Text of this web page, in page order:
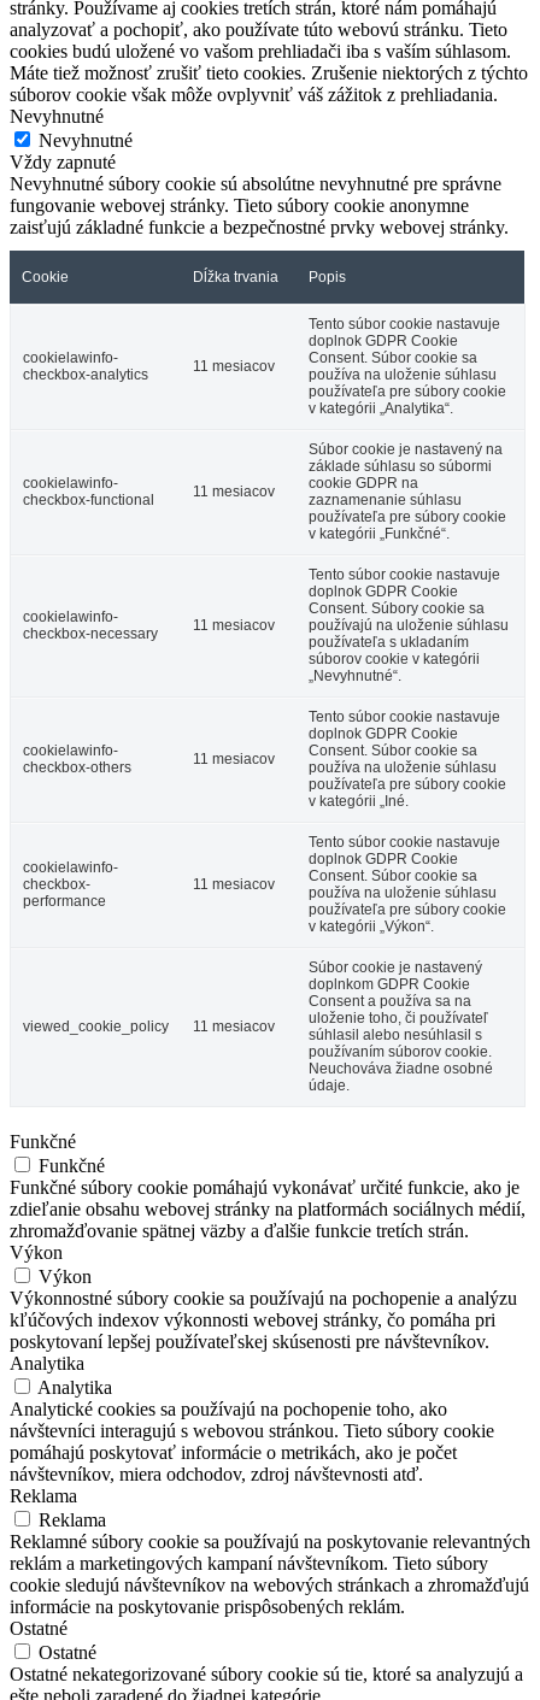
stránky. Používame aj cookies tretích strán, ktoré nám pomáhajú
analyzovať a pochopiť, ako používate túto webovú stránku. Tieto
cookies budú uložené vo vašom prehliadači iba s vaším súhlasom.
Máte tiež možnosť zrušiť tieto cookies. Zrušenie niektorých z týchto
súborov cookie však môže ovplyvniť váš zážitok z prehliadania.
Nevyhnutné
Nevyhnutné
Vždy zapnuté
Nevyhnutné súbory cookie sú absolútne nevyhnutné pre správne
fungovanie webovej stránky. Tieto súbory cookie anonymne
zaisťujú základné funkcie a bezpečnostné prvky webovej stránky.
Cookie Dĺžka trvania Popis
cookielawinfo-
checkbox-analytics
11 mesiacov
Tento súbor cookie nastavuje
doplnok GDPR Cookie
Consent. Súbor cookie sa
používa na uloženie súhlasu
používateľa pre súbory cookie
v kategórii „Analytika“.
cookielawinfo-
checkbox-functional
11 mesiacov
Súbor cookie je nastavený na
základe súhlasu so súbormi
cookie GDPR na
zaznamenanie súhlasu
používateľa pre súbory cookie
v kategórii „Funkčné“.
cookielawinfo-
checkbox-necessary
11 mesiacov
Tento súbor cookie nastavuje
doplnok GDPR Cookie
Consent. Súbory cookie sa
používajú na uloženie súhlasu
používateľa s ukladaním
súborov cookie v kategórii
„Nevyhnutné“.
cookielawinfo-
checkbox-others
11 mesiacov
Tento súbor cookie nastavuje
doplnok GDPR Cookie
Consent. Súbor cookie sa
používa na uloženie súhlasu
používateľa pre súbory cookie
v kategórii „Iné.
cookielawinfo-
checkbox-
performance
11 mesiacov
Tento súbor cookie nastavuje
doplnok GDPR Cookie
Consent. Súbor cookie sa
používa na uloženie súhlasu
používateľa pre súbory cookie
v kategórii „Výkon“.
viewed_cookie_policy 11 mesiacov
Súbor cookie je nastavený
doplnkom GDPR Cookie
Consent a používa sa na
uloženie toho, či používateľ
súhlasil alebo nesúhlasil s
používaním súborov cookie.
Neuchováva žiadne osobné
údaje.
Funkčné
Funkčné
Funkčné súbory cookie pomáhajú vykonávať určité funkcie, ako je
zdieľanie obsahu webovej stránky na platformách sociálnych médií,
zhromažďovanie spätnej väzby a ďalšie funkcie tretích strán.
Výkon
Výkon
Výkonnostné súbory cookie sa používajú na pochopenie a analýzu
kľúčových indexov výkonnosti webovej stránky, čo pomáha pri
poskytovaní lepšej používateľskej skúsenosti pre návštevníkov.
Analytika
Analytika
Analytické cookies sa používajú na pochopenie toho, ako
návštevníci interagujú s webovou stránkou. Tieto súbory cookie
pomáhajú poskytovať informácie o metrikách, ako je počet
návštevníkov, miera odchodov, zdroj návštevnosti atď.
Reklama
Reklama
Reklamné súbory cookie sa používajú na poskytovanie relevantných
reklám a marketingových kampaní návštevníkom. Tieto súbory
cookie sledujú návštevníkov na webových stránkach a zhromažďujú
informácie na poskytovanie prispôsobených reklám.
Ostatné
Ostatné
Ostatné nekategorizované súbory cookie sú tie, ktoré sa analyzujú a